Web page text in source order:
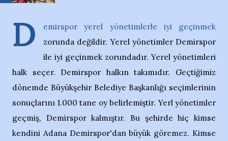
D
emirspor yerel yönetimlerle iyi geçinmek
zorunda değildir. Yerel yönetimler Demirspor
ile iyi geçinmek zorundadır. Yerel yönetimleri
halk seçer. Demirspor halkın takımıdır. Geçtiğimiz
dönemde Büyükşehir Belediye Başkanlığı seçimlerinin
sonuçlarını 1.000 tane oy belirlemiştir. Yerl yönetimler
geçmiş, Demirspor kalmıştır. Bu şehirde hiç kimse
kendini Adana Demirspor'dan büyük göremez. Kimse